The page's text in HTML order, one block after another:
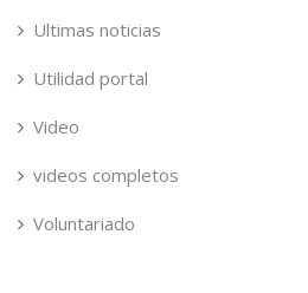
Ultimas noticias
Utilidad portal
Video
videos completos
Voluntariado